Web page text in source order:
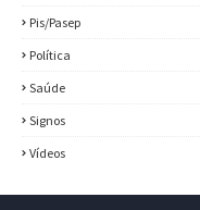
Pis/Pasep
Política
Saúde
Signos
Vídeos